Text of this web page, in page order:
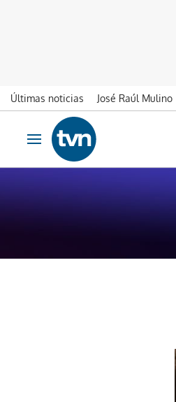
Últimas noticias José Raúl Mulino
Ir al contenido
Obrir navegació